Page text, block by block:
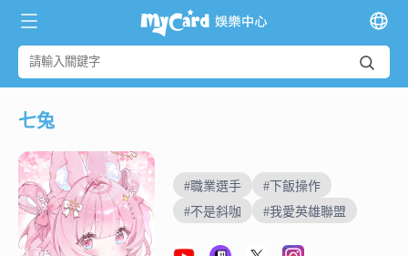
七兔
#職業選手
#下飯操作
#不是斜咖
#我愛英雄聯盟